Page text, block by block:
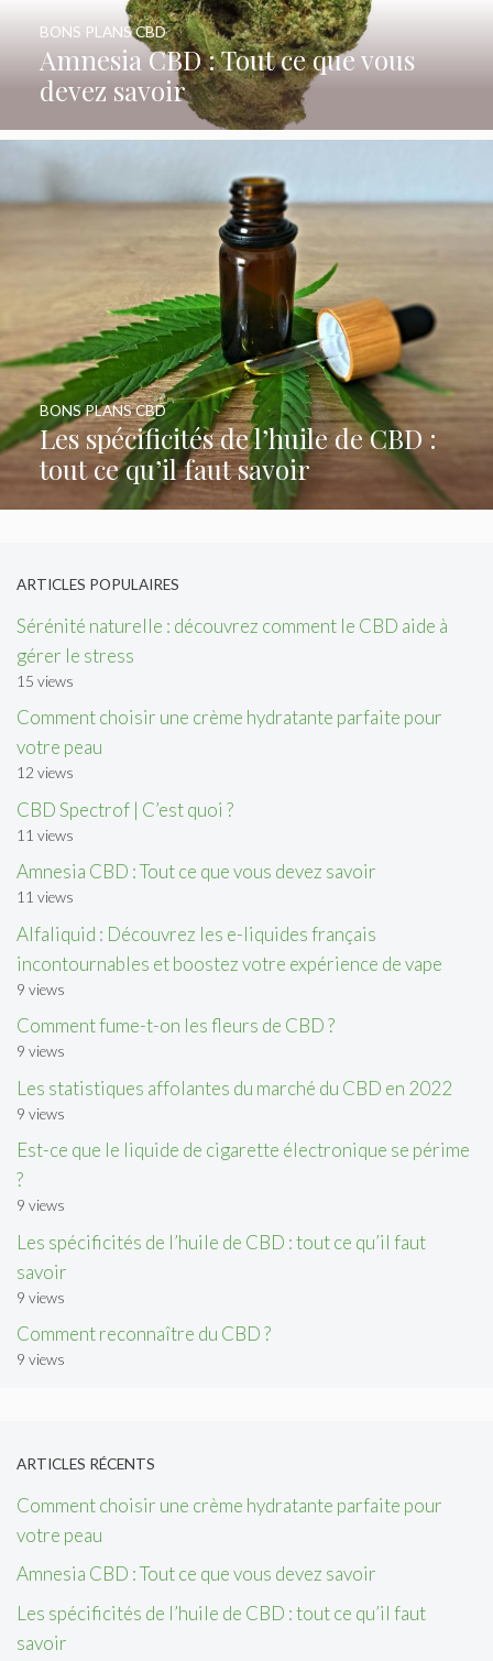
Amnesia CBD : Tout ce que vous
devez savoir
BONS PLANS CBD
Les spécificités de l’huile de CBD :
tout ce qu’il faut savoir
BONS PLANS CBD
ARTICLES POPULAIRES
Sérénité naturelle : découvrez comment le CBD aide à
gérer le stress
15 views
Comment choisir une crème hydratante parfaite pour
votre peau
12 views
CBD Spectrof | C’est quoi ?
11 views
Amnesia CBD : Tout ce que vous devez savoir
11 views
Alfaliquid : Découvrez les e-liquides français
incontournables et boostez votre expérience de vape
9 views
Comment fume-t-on les fleurs de CBD ?
9 views
Les statistiques affolantes du marché du CBD en 2022
9 views
Est-ce que le liquide de cigarette électronique se périme
?
9 views
Les spécificités de l’huile de CBD : tout ce qu’il faut
savoir
9 views
Comment reconnaître du CBD ?
9 views
ARTICLES RÉCENTS
Comment choisir une crème hydratante parfaite pour
votre peau
Amnesia CBD : Tout ce que vous devez savoir
Les spécificités de l’huile de CBD : tout ce qu’il faut
savoir